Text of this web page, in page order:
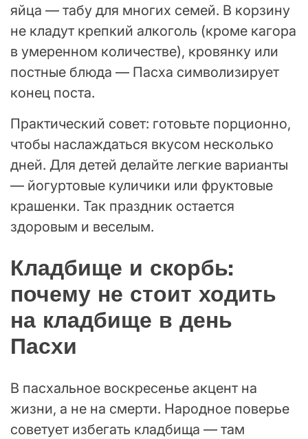
яйца — табу для многих семей. В корзину
не кладут крепкий алкоголь (кроме кагора
в умеренном количестве), кровянку или
постные блюда — Пасха символизирует
конец поста.
Практический совет: готовьте порционно,
чтобы наслаждаться вкусом несколько
дней. Для детей делайте легкие варианты
— йогуртовые куличики или фруктовые
крашенки. Так праздник остается
здоровым и веселым.
Кладбище и скорбь:
почему не стоит ходить
на кладбище в день
Пасхи
В пасхальное воскресенье акцент на
жизни, а не на смерти. Народное поверье
советует избегать кладбища — там